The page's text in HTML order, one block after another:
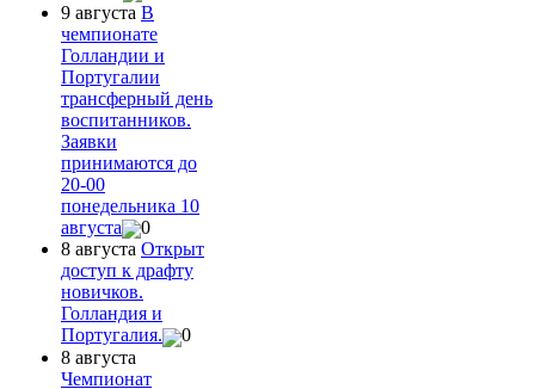
9 августа В
чемпионате
Голландии и
Португалии
трансферный день
воспитанников.
Заявки
принимаются до
20-00
понедельника 10
августа
0
8 августа Открыт
доступ к драфту
новичков.
Голландия и
Португалия.
0
8 августа
Чемпионат